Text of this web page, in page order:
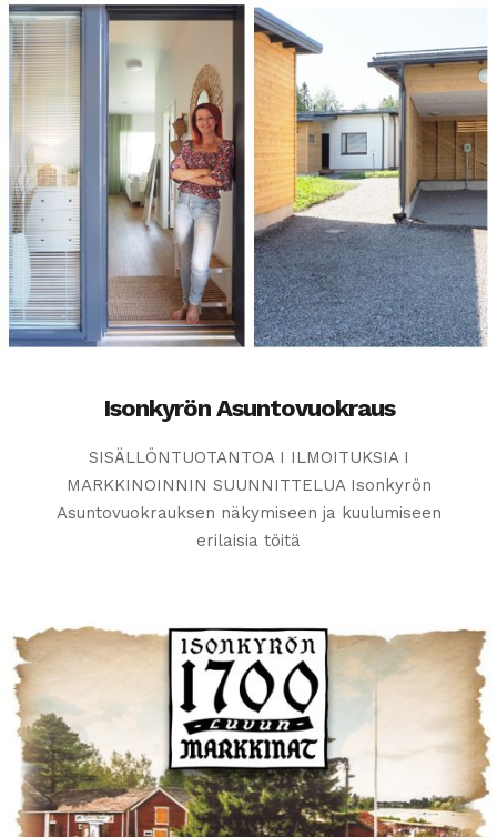
Isonkyrön Asuntovuokraus
SISÄLLÖNTUOTANTOA I ILMOITUKSIA I
MARKKINOINNIN SUUNNITTELUA Isonkyrön
Asuntovuokrauksen näkymiseen ja kuulumiseen
erilaisia töitä